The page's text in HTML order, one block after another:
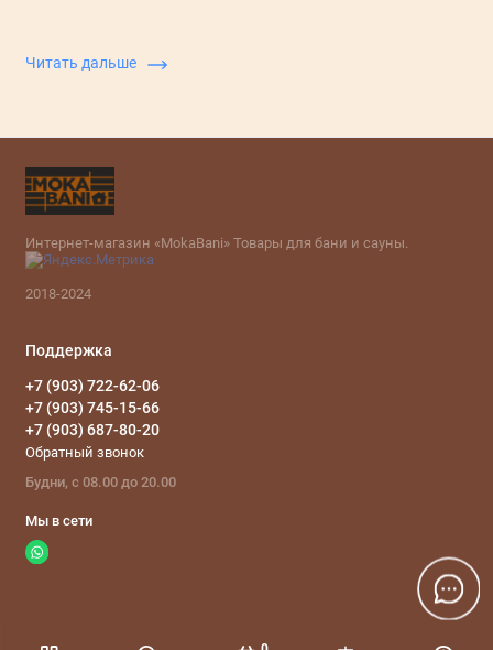
Читать дальше
Интернет-магазин «MokaBani» Товары для бани и сауны.
2018-2024
Поддержка
+7 (903) 722-62-06
+7 (903) 745-15-66
+7 (903) 687-80-20
Обратный звонок
Будни, с 08.00 до 20.00
Мы в сети